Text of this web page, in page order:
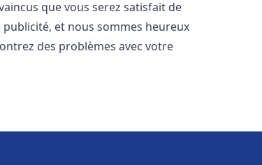
que vous serez satisfait de
et nous sommes heureux
des problèmes avec votre